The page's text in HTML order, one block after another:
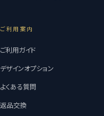
ご利用案内
ご利用ガイド
デザインオプション
よくある質問
返品交換